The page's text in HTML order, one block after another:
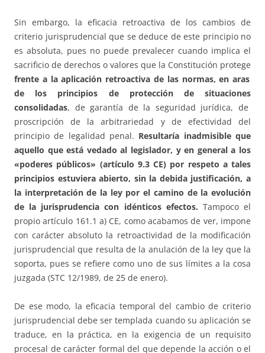
Sin embargo, la eficacia retroactiva de los cambios de
criterio jurisprudencial que se deduce de este principio no
es absoluta, pues no puede prevalecer cuando implica el
sacrificio de derechos o valores que la Constitución protege
frente a la aplicación retroactiva de las normas, en aras
de los principios de protección de situaciones
consolidadas, de garantía de la seguridad jurídica, de
proscripción de la arbitrariedad y de efectividad del
principio de legalidad penal. Resultaría inadmisible que
aquello que está vedado al legislador, y en general a los
«poderes públicos» (artículo 9.3 CE) por respeto a tales
principios estuviera abierto, sin la debida justificación, a
la interpretación de la ley por el camino de la evolución
de la jurisprudencia con idénticos efectos. Tampoco el
propio artículo 161.1 a) CE, como acabamos de ver, impone
con carácter absoluto la retroactividad de la modificación
jurisprudencial que resulta de la anulación de la ley que la
soporta, pues se refiere como uno de sus límites a la cosa
juzgada (STC 12/1989, de 25 de enero).
De ese modo, la eficacia temporal del cambio de criterio
jurisprudencial debe ser templada cuando su aplicación se
traduce, en la práctica, en la exigencia de un requisito
procesal de carácter formal del que depende la acción o el